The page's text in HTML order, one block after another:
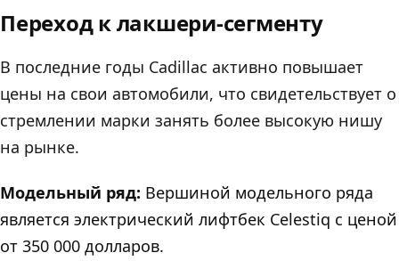
Переход к лакшери-сегменту
В последние годы Cadillac активно повышает
цены на свои автомобили, что свидетельствует о
стремлении марки занять более высокую нишу
на рынке.
Модельный ряд: Вершиной модельного ряда
является электрический лифтбек Celestiq с ценой
от 350 000 долларов.